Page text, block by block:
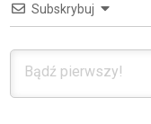
Subskrybuj